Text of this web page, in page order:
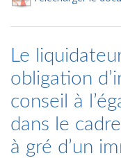
Le
obligation
conseil à
dans le
à gré d’un